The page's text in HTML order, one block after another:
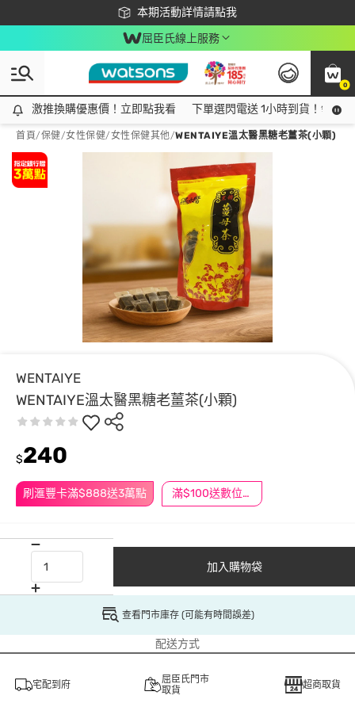
本期活動詳情請點我
下載app最高回饋$350
屈臣氏線上服務
0
激推換購優惠價！立即點我看
激推換購優惠價！立即點我看 下單選閃電送 1小時到貨！領神
首頁/保健/女性保健/女性保健其他/WENTAIYE溫太醫黑糖老薑茶(小顆)
WENTAIYE
WENTAIYE溫太醫黑糖老薑茶(小顆)
刷滙豐卡滿$888送3萬點 滿$100送數位印花
$240
加入購物袋
查看門市庫存 (可能有時間誤差)
配送方式
宅配到府
屈臣氏門市
取貨
超商取貨